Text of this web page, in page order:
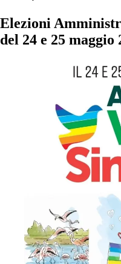
Elezioni
del 24 e 25 maggio